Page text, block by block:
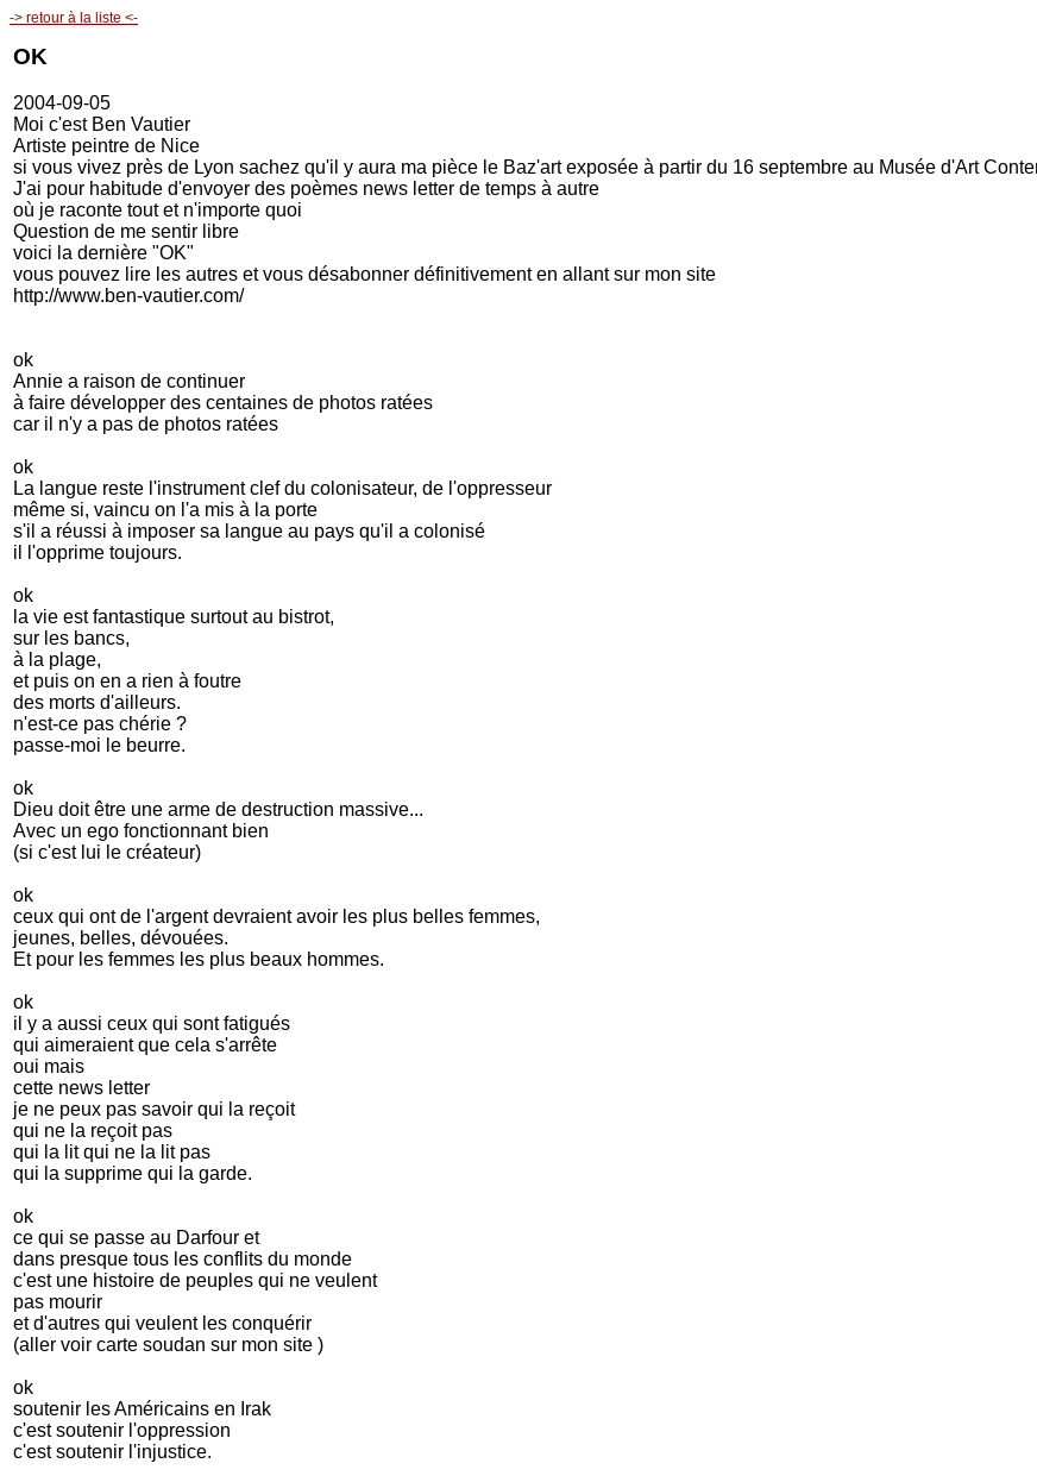
-> retour à la liste <-
OK
2004-09-05
Moi c'est Ben Vautier
Artiste peintre de Nice
si vous vivez près de Lyon sachez qu'il y aura ma pièce le Baz'art exposée à partir du 16 septembre au Musée d'Art
J'ai pour habitude d'envoyer des poèmes news letter de temps à autre
où je raconte tout et n'importe quoi
Question de me sentir libre
voici la dernière "OK"
vous pouvez lire les autres et vous désabonner définitivement en allant sur mon site
http://www.ben-vautier.com/
ok
Annie a raison de continuer
à faire développer des centaines de photos ratées
car il n'y a pas de photos ratées
ok
La langue reste l'instrument clef du colonisateur, de l'oppresseur
même si, vaincu on l'a mis à la porte
s'il a réussi à imposer sa langue au pays qu'il a colonisé
il l'opprime toujours.
ok
la vie est fantastique surtout au bistrot,
sur les bancs,
à la plage,
et puis on en a rien à foutre
des morts d'ailleurs.
n'est-ce pas chérie ?
passe-moi le beurre.
ok
Dieu doit être une arme de destruction massive...
Avec un ego fonctionnant bien
(si c'est lui le créateur)
ok
ceux qui ont de l'argent devraient avoir les plus belles femmes,
jeunes, belles, dévouées.
Et pour les femmes les plus beaux hommes.
ok
il y a aussi ceux qui sont fatigués
qui aimeraient que cela s'arrête
oui mais
cette news letter
je ne peux pas savoir qui la reçoit
qui ne la reçoit pas
qui la lit qui ne la lit pas
qui la supprime qui la garde.
ok
ce qui se passe au Darfour et
dans presque tous les conflits du monde
c'est une histoire de peuples qui ne veulent
pas mourir
et d'autres qui veulent les conquérir
(aller voir carte soudan sur mon site )
ok
soutenir les Américains en Irak
c'est soutenir l'oppression
c'est soutenir l'injustice.